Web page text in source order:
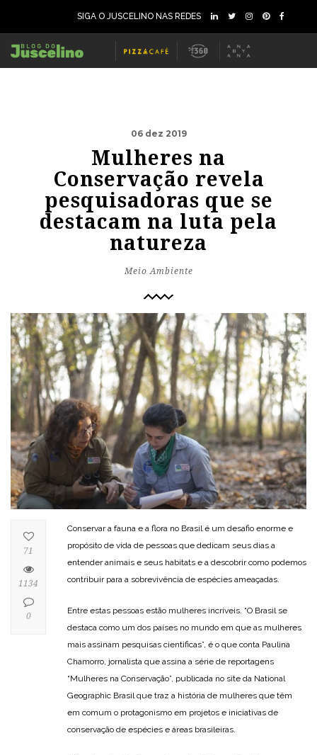
SIGA O JUSCELINO NAS REDES
06 dez 2019
Mulheres na
Conservação revela
pesquisadoras que se
destacam na luta pela
natureza
Meio Ambiente
Conservar a fauna e a flora no Brasil é um desafio enorme e
propósito de vida de pessoas que dedicam seus dias a
entender animais e seus habitats e a descobrir como podemos
contribuir para a sobrevivência de espécies ameaçadas.
Entre estas pessoas estão mulheres incríveis. “O Brasil se
destaca como um dos países no mundo em que as mulheres
mais assinam pesquisas cientificas”, é o que conta Paulina
Chamorro, jornalista que assina a série de reportagens
“Mulheres na Conservação”, publicada no site da National
Geographic Brasil que traz a história de mulheres que têm
em comum o protagonismo em projetos e iniciativas de
conservação de espécies e áreas brasileiras.
71
1134
0